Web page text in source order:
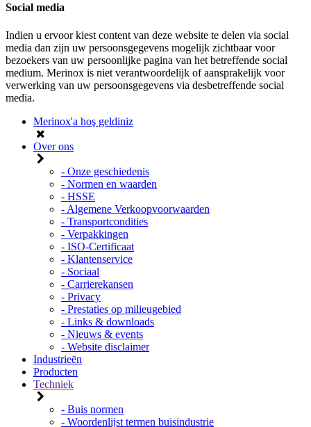
Social media
Indien u ervoor kiest content van deze website te delen via social
media dan zijn uw persoonsgegevens mogelijk zichtbaar voor
bezoekers van uw persoonlijke pagina van het betreffende social
medium. Merinox is niet verantwoordelijk of aansprakelijk voor
verwerking van uw persoonsgegevens via desbetreffende social
media.
Merinox'a hoş geldiniz
Over ons
- Onze geschiedenis
- Normen en waarden
- HSSE
- Algemene Verkoopvoorwaarden
- Transportcondities
- Verpakkingen
- ISO-Certificaat
- Klantenservice
- Sociaal
- Carrierekansen
- Privacy
- Prestaties op milieugebied
- Links & downloads
- Nieuws & events
- Website disclaimer
Industrieën
Producten
Techniek
- Buis normen
- Woordenlijst termen buisindustrie